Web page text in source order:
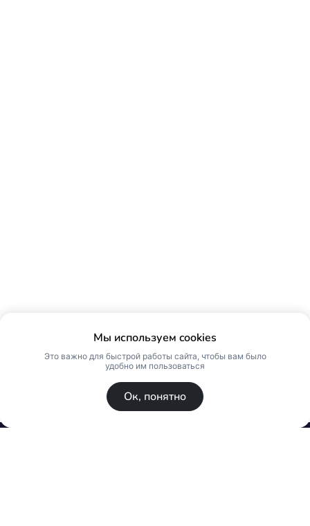
Мы используем cookies
Это важно для быстрой работы сайта, чтобы вам было
удобно им пользоваться
Ок, понятно